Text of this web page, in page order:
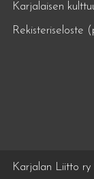
Karjalaisen
Rekisteriseloste
Karjalan Liitto